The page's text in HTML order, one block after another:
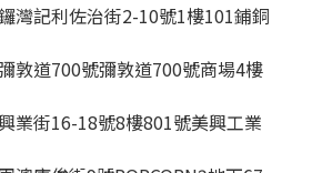
灣記利佐治街2-10號1樓101鋪銅
敦道700號彌敦道700號商場4樓
業街16-18號8樓801號美興工業